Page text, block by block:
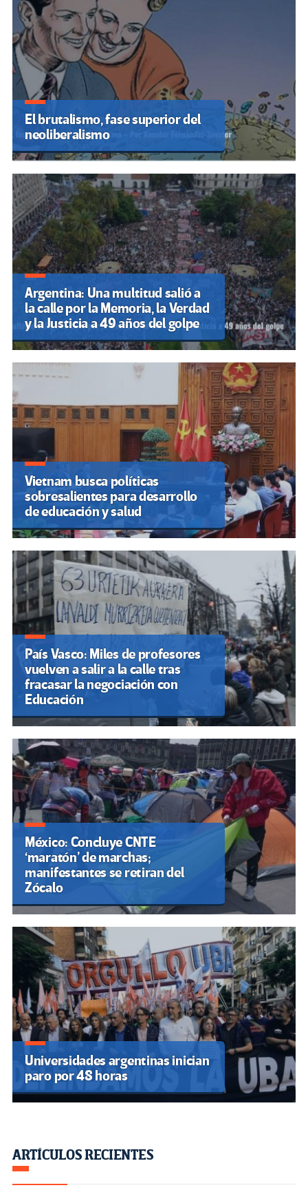
El brutalismo, fase superior del
neoliberalismo
Argentina: Una multitud salió a
la calle por la Memoria, la Verdad
y la Justicia a 49 años del golpe
Vietnam busca políticas
sobresalientes para desarrollo
de educación y salud
País Vasco: Miles de profesores
vuelven a salir a la calle tras
fracasar la negociación con
Educación
México: Concluye CNTE
‘maratón’ de marchas;
manifestantes se retiran del
Zócalo
Universidades argentinas inician
paro por 48 horas
ARTÍCULOS RECIENTES